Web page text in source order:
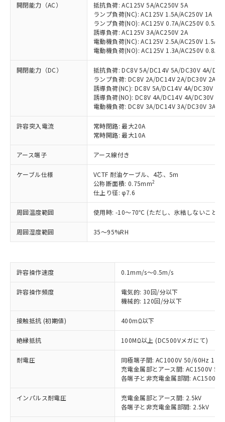
開閉能力（AC）
抵抗負荷: AC125V 5A/AC250V 5A
ランプ負荷(NC): AC125V 1.5A/AC250V 1A
ランプ負荷(NO): AC125V 0.7A/AC250V 0.5A
誘導負荷: AC125V 3A/AC250V 2A
電動機負荷(NC): AC125V 2.5A/AC250V 1.5A
電動機負荷(NO): AC125V 1.3A/AC250V 0.8A
開閉能力（DC）
抵抗負荷: DC8V 5A/DC14V 5A/DC30V 4A/
ランプ負荷: DC8V 2A/DC14V 2A/DC30V 2A/
誘導負荷(NC): DC8V 5A/DC14V 4A/DC30V
誘導負荷(NO): DC8V 4A/DC14V 4A/DC30V
電動機負荷: DC8V 3A/DC14V 3A/DC30V 3A/
許容突入電流
常時閉路: 最大20A
常時開路: 最大10A
アース端子 アース線付き
ケーブル仕様
VCTF 耐油ケーブル、4芯、5m
公称断面積: 0.75mm2
仕上り径: φ7.6
周囲温度範囲 使用時: -10～70℃ (ただし、氷結しないこと）
周囲湿度範囲 35～95%RH
許容操作速度 0.1mm/s～0.5m/s
許容操作頻度
電気的: 30回/分以下
機械的: 120回/分以下
接触抵抗 (初期値) 400mΩ以下
絶縁抵抗 100MΩ以上 (DC500Vメガにて)
耐電圧
同極端子間: AC1000V 50/60Hz
充電金属部とアース間: AC1500V
各端子と非充電金属部間: AC1500V
インパルス耐電圧
充電金属部とアース間: 2.5kV
各端子と非充電金属部間: 2.5kV
ご利用条件
以下の条件をお読みいただき、同意のうえ
ご利用ください。
本サービスは、当社制御機器事業取扱
商品の当社在庫状況および標準価格
(税抜)を提供させていただくもので
当社制御機器事業取扱商品の中には、
本サービスの対象外となる商品もある
ことをご了承ください。
※1 対応状況
す。
対応予定：EU RoHS指令（10物質）の非含
有に対応した製品に切り替える予定のある
商品です。
対応予定なし：EU RoHS指令（10物質）の
非含有に非対応の商品で、対応品を出す予
調査・確認中：EU RoHS指令（10物質）の
非含有の対応状況を調査中または確認中の
非該当品：ライセンス料など無形物で、有
害物質有無と関係のない商品です。
仕入先様の事情により、非含有部品として
いたものが、含有品と判明した場合などや
むを得ず変更することがあります。
※1 中国RoHS○×表
「○」：最大均質材料含有率が中国RoHSの
基準値以下であることを示します。
基準値を超えていることを示します。
「－」：未確認です。当社販売部門へお問
当社は、これら貴社製品のうち、外国
為替および外国貿易法に定める商品